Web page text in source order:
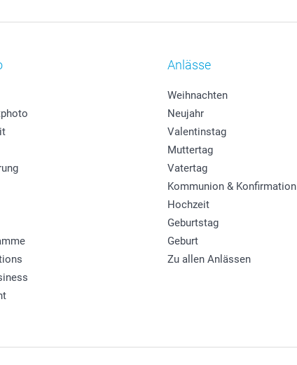
Anlässe
Weihnachten
Neujahr
Valentinstag
Muttertag
Vatertag
Kommunion & Konfirmation
Hochzeit
Geburtstag
Geburt
Zu allen Anlässen